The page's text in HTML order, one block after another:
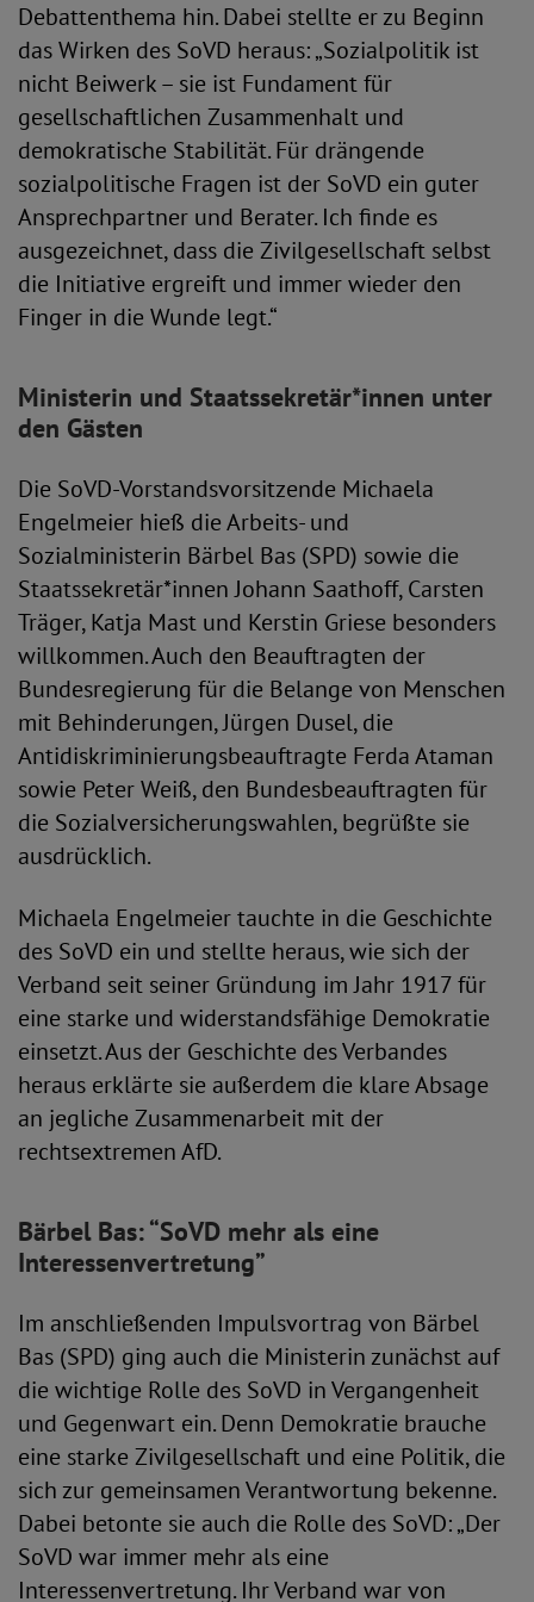
Debattenthema hin. Dabei stellte er zu Beginn
das Wirken des SoVD heraus: „Sozialpolitik ist
nicht Beiwerk – sie ist Fundament für
gesellschaftlichen Zusammenhalt und
demokratische Stabilität. Für drängende
sozialpolitische Fragen ist der SoVD ein guter
Ansprechpartner und Berater. Ich finde es
ausgezeichnet, dass die Zivilgesellschaft selbst
die Initiative ergreift und immer wieder den
Finger in die Wunde legt.“
Ministerin und Staatssekretär*innen unter
den Gästen
Die SoVD-Vorstandsvorsitzende Michaela
Engelmeier hieß die Arbeits- und
Sozialministerin Bärbel Bas (SPD) sowie die
Staatssekretär*innen Johann Saathoff, Carsten
Träger, Katja Mast und Kerstin Griese besonders
willkommen. Auch den Beauftragten der
Bundesregierung für die Belange von Menschen
mit Behinderungen, Jürgen Dusel, die
Antidiskriminierungsbeauftragte Ferda Ataman
sowie Peter Weiß, den Bundesbeauftragten für
die Sozialversicherungswahlen, begrüßte sie
ausdrücklich.
Michaela Engelmeier tauchte in die Geschichte
des SoVD ein und stellte heraus, wie sich der
Verband seit seiner Gründung im Jahr 1917 für
eine starke und widerstandsfähige Demokratie
einsetzt. Aus der Geschichte des Verbandes
heraus erklärte sie außerdem die klare Absage
an jegliche Zusammenarbeit mit der
rechtsextremen AfD.
Bärbel Bas: “SoVD mehr als eine
Interessenvertretung”
Im anschließenden Impulsvortrag von Bärbel
Bas (SPD) ging auch die Ministerin zunächst auf
die wichtige Rolle des SoVD in Vergangenheit
und Gegenwart ein. Denn Demokratie brauche
eine starke Zivilgesellschaft und eine Politik, die
sich zur gemeinsamen Verantwortung bekenne.
Dabei betonte sie auch die Rolle des SoVD: „Der
SoVD war immer mehr als eine
Interessenvertretung. Ihr Verband war von